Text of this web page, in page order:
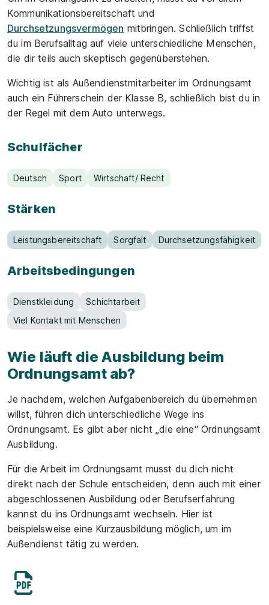
Kommunikationsbereitschaft und
Durchsetzungsvermögen mitbringen. Schließlich triffst
du im Berufsalltag auf viele unterschiedliche Menschen,
die dir teils auch skeptisch gegenüberstehen.
Wichtig ist als Außendienstmitarbeiter im Ordnungsamt
auch ein Führerschein der Klasse B, schließlich bist du in
der Regel mit dem Auto unterwegs.
Schulfächer
Deutsch Sport Wirtschaft/ Recht
Stärken
Leistungsbereitschaft Sorgfalt Durchsetzungsfähigkeit
Arbeitsbedingungen
Dienstkleidung
Schichtarbeit
Viel Kontakt mit Menschen
Wie läuft die Ausbildung beim
Ordnungsamt ab?
Je nachdem, welchen Aufgabenbereich du übernehmen
willst, führen dich unterschiedliche Wege ins
Ordnungsamt. Es gibt aber nicht „die eine“ Ordnungsamt
Ausbildung.
Für die Arbeit im Ordnungsamt musst du dich nicht
direkt nach der Schule entscheiden, denn auch mit einer
abgeschlossenen Ausbildung oder Berufserfahrung
kannst du ins Ordnungsamt wechseln. Hier ist
beispielsweise eine Kurzausbildung möglich, um im
Außendienst tätig zu werden.